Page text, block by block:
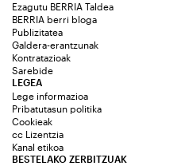
Ezagutu BERRIA Taldea
BERRIA berri bloga
Publizitatea
Galdera-erantzunak
Kontratazioak
Sarebide
LEGEA
Lege informazioa
Pribatutasun politika
Cookieak
cc Lizentzia
Kanal etikoa
BESTELAKO ZERBITZUAK